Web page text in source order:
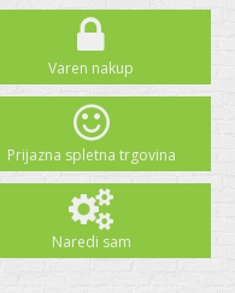
Varen nakup
Prijazna spletna trgovina
Naredi sam